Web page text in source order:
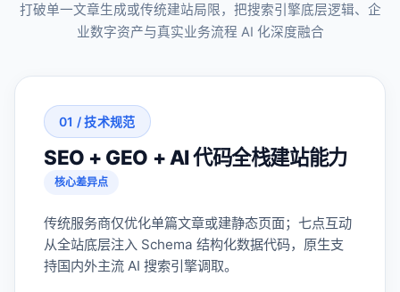
打破单一文章生成或传统建站局限，把搜索引擎底层逻辑、企
业数字资产与真实业务流程 AI 化深度融合
01 / 技术规范
SEO + GEO + AI 代码全栈建站能力
核心差异点
传统服务商仅优化单篇文章或建静态页面；七点互动
从全站底层注入 Schema 结构化数据代码，原生支
持国内外主流 AI 搜索引擎调取。